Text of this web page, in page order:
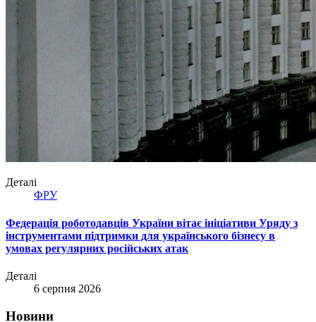
Деталі
ФРУ
Федерація роботодавців України вітає ініціативи Уряду з
інструментами підтримки для українського бізнесу в
умовах регулярних російських атак
Деталі
6 серпня 2026
Новини